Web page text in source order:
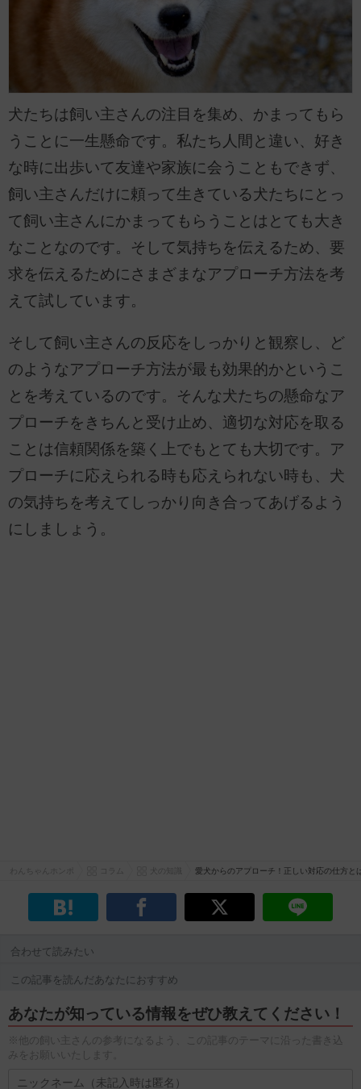
犬たちは飼い主さんの注目を集め、かまってもら
うことに一生懸命です。私たち人間と違い、好き
な時に出歩いて友達や家族に会うこともできず、
飼い主さんだけに頼って生きている犬たちにとっ
て飼い主さんにかまってもらうことはとても大き
なことなのです。そして気持ちを伝えるため、要
求を伝えるためにさまざまなアプローチ方法を考
えて試しています。
そして飼い主さんの反応をしっかりと観察し、ど
のようなアプローチ方法が最も効果的かというこ
とを考えているのです。そんな犬たちの懸命なア
プローチをきちんと受け止め、適切な対応を取る
ことは信頼関係を築く上でもとても大切です。ア
プローチに応えられる時も応えられない時も、犬
の気持ちを考えてしっかり向き合ってあげるよう
にしましょう。
愛犬からのアプローチ！正しい対応の仕方と
合わせて読みたい
この記事を読んだあなたにおすすめ
あなたが知っている情報をぜひ教えてください！
※他の飼い主さんの参考になるよう、この記事のテーマに沿った書き込
みをお願いいたします。